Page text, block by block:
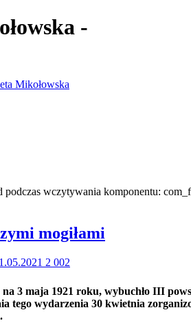
-
Mikołowska
podczas wczytywania komponentu:
mogiłami
na 3 maja 1921 roku, wybuchło III
tego wydarzenia 30 kwietnia